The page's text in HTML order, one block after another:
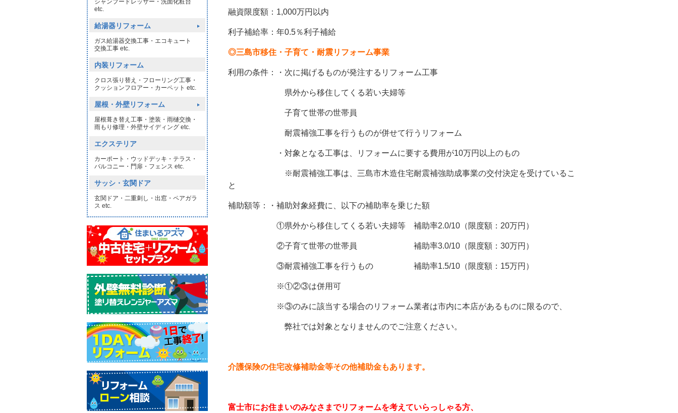
融資限度額：1,000万円以内
利子補給率：年0.5％利子補給
◎三島市移住・子育て・耐震リフォーム事業
利用の条件：・次に掲げるものが発注するリフォーム工事
県外から移住してくる若い夫婦等
子育て世帯の世帯員
耐震補強工事を行うものが併せて行うリフォーム
・対象となる工事は、リフォームに要する費用が10万円以上のもの
※耐震補強工事は、三島市木造住宅耐震補強助成事業の交付決定を受けているこ
と
補助額等：・補助対象経費に、以下の補助率を乗じた額
①県外から移住してくる若い夫婦等 補助率2.0/10（限度額：20万円）
②子育て世帯の世帯員 補助率3.0/10（限度額：30万円）
③耐震補強工事を行うもの 補助率1.5/10（限度額：15万円）
※①②③は併用可
※③のみに該当する場合のリフォーム業者は市内に本店があるものに限るので、
弊社では対象となりませんのでご注意ください。
介護保険の住宅改修補助金等その他補助金もあります。
富士市にお住まいのみなさまでリフォームを考えていらっしゃる方、
シャンプードレッサー・洗面化粧台
etc.
給湯器リフォーム
ガス給湯器交換工事・エコキュート
交換工事 etc.
内装リフォーム
クロス張り替え・フローリング工事・
クッションフロアー・カーペット etc.
屋根・外壁リフォーム
屋根葺き替え工事・塗装・雨樋交換・
雨もり修理・外壁サイディング etc.
エクステリア
カーポート・ウッドデッキ・テラス・
バルコニー・門扉・フェンス etc.
サッシ・玄関ドア
玄関ドア・二重刺し・出窓・ペアガラ
ス etc.